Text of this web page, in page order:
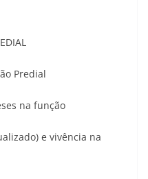
Predial
na função
e vivência na